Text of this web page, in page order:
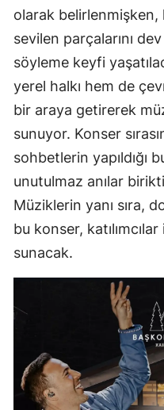
olarak belirlenmişken,
sevilen parçalarını
söyleme keyfi
yerel halkı hem de
bir araya getirerek
sunuyor. Konser
sohbetlerin yapıldığı
unutulmaz anılar
Müziklerin yanı sıra,
bu konser,
sunacak.